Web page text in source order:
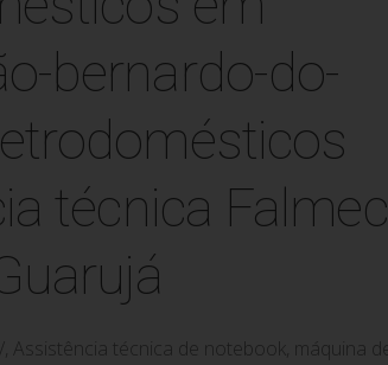
técnica Falmec
Assistência técnica de notebook, máquina de